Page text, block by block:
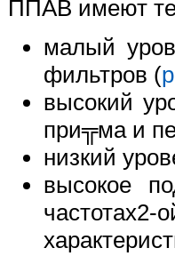
ППАВ имеют
малый
фильтров (
высокий
при╦ма и
низкий
высокое